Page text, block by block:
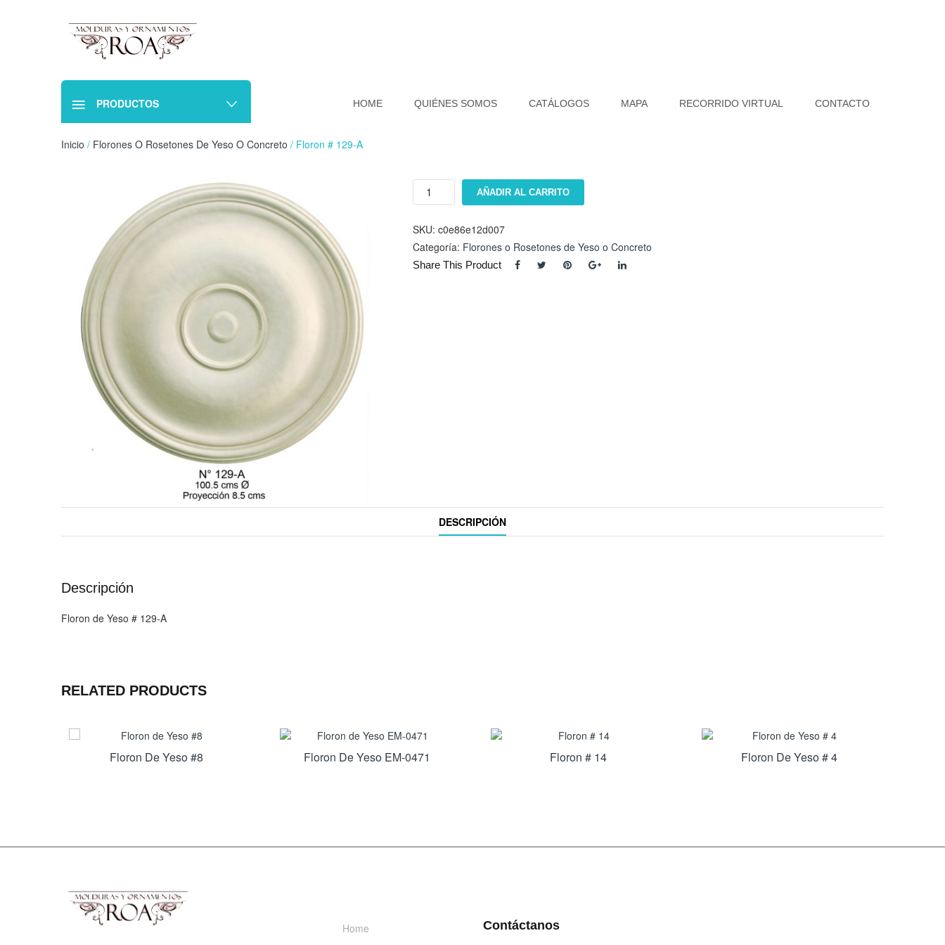
PRODUCTOS HOME QUIÉNES SOMOS CATÁLOGOS MAPA RECORRIDO VIRTUAL CONTACTO
Inicio / Florones O Rosetones De Yeso O Concreto / Floron # 129-A
Floron
A
cantidad
AÑADIR AL CARRITO
SKU: c0e86e12d007
Categoría: Florones o Rosetones de Yeso o Concreto
Share This Product
DESCRIPCIÓN
Descripción
Floron de Yeso # 129-A
RELATED PRODUCTS
Floron De Yeso #8 Floron De Yeso EM-0471 Floron # 14 Floron De Yeso # 4
Home
Contáctanos